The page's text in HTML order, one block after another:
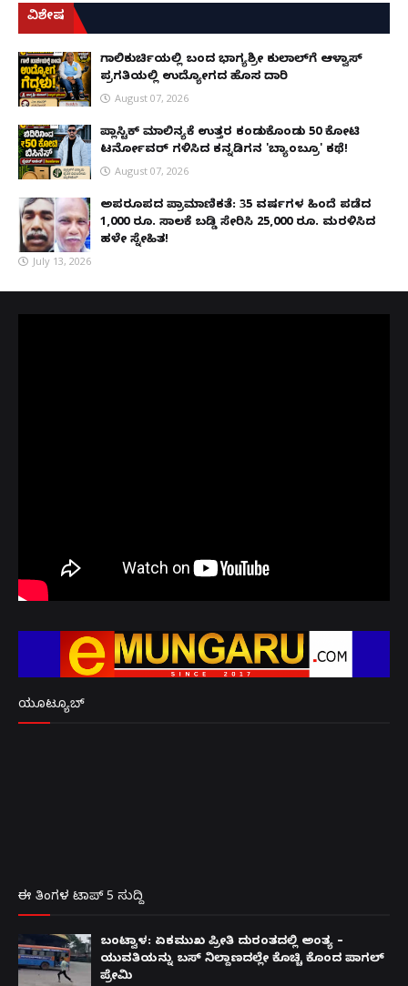
ವಿಶೇಷ
ಗಾಲಿಕುರ್ಚಿಯಲ್ಲಿ ಬಂದ ಭಾಗ್ಯಶ್ರೀ ಕುಲಾಲ್‌ಗೆ ಆಳ್ವಾಸ್
ಪ್ರಗತಿಯಲ್ಲಿ ಉದ್ಯೋಗದ ಹೊಸ ದಾರಿ
August 07, 2026
ಪ್ಲಾಸ್ಟಿಕ್ ಮಾಲಿನ್ಯಕ್ಕೆ ಉತ್ತರ ಕಂಡುಕೊಂಡು ₹50 ಕೋಟಿ
ಟರ್ನೋವರ್ ಗಳಿಸಿದ ಕನ್ನಡಿಗನ 'ಬ್ಯಾಂಬ್ರೂ' ಕಥೆ!
August 07, 2026
ಅಪರೂಪದ ಪ್ರಾಮಾಣಿಕತೆ: 35 ವರ್ಷಗಳ ಹಿಂದೆ ಪಡೆದ
1,000 ರೂ. ಸಾಲಕ್ಕೆ ಬಡ್ಡಿ ಸೇರಿಸಿ 25,000 ರೂ. ಮರಳಿಸಿದ
ಹಳೇ ಸ್ನೇಹಿತ!
July 13, 2026
ಯೂಟ್ಯೂಬ್
ಈ ತಿಂಗಳ ಟಾಪ್ 5 ಸುದ್ದಿ
ಬಂಟ್ವಾಳ: ಏಕಮುಖ ಪ್ರೀತಿ ದುರಂತದಲ್ಲಿ ಅಂತ್ಯ –
ಯುವತಿಯನ್ನು ಬಸ್ ನಿಲ್ದಾಣದಲ್ಲೇ ಕೊಚ್ಚಿ ಕೊಂದ ಪಾಗಲ್
ಪ್ರೇಮಿ